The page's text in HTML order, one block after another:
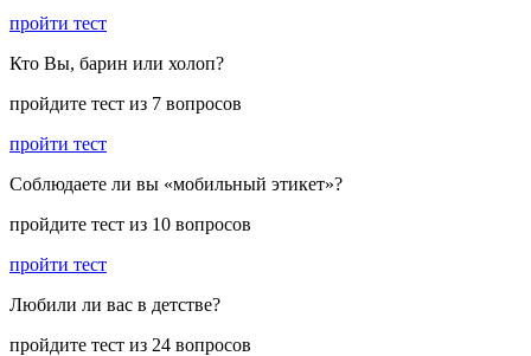
пройти тест
Кто Вы, барин или холоп?
пройдите тест из 7 вопросов
пройти тест
Соблюдаете ли вы «мобильный этикет»?
пройдите тест из 10 вопросов
пройти тест
Любили ли вас в детстве?
пройдите тест из 24 вопросов